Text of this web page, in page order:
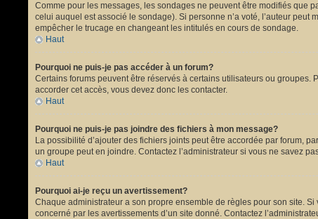
Comme pour les messages, les sondages ne peuvent être modifiés que
celui auquel est associé le sondage). Si personne n’a voté, l’auteur
empêcher le trucage en changeant les intitulés en cours de sondage.
Haut
Pourquoi ne puis-je pas accéder à un forum?
Certains forums peuvent être réservés à certains utilisateurs ou
accorder cet accès, vous devez donc les contacter.
Haut
Pourquoi ne puis-je pas joindre des fichiers à mon message?
La possibilité d’ajouter des fichiers joints peut être accordée par forum,
un groupe peut en joindre. Contactez l’administrateur si vous ne savez
Haut
Pourquoi ai-je reçu un avertissement?
Chaque administrateur a son propre ensemble de règles pour son site.
concerné par les avertissements d’un site donné. Contactez